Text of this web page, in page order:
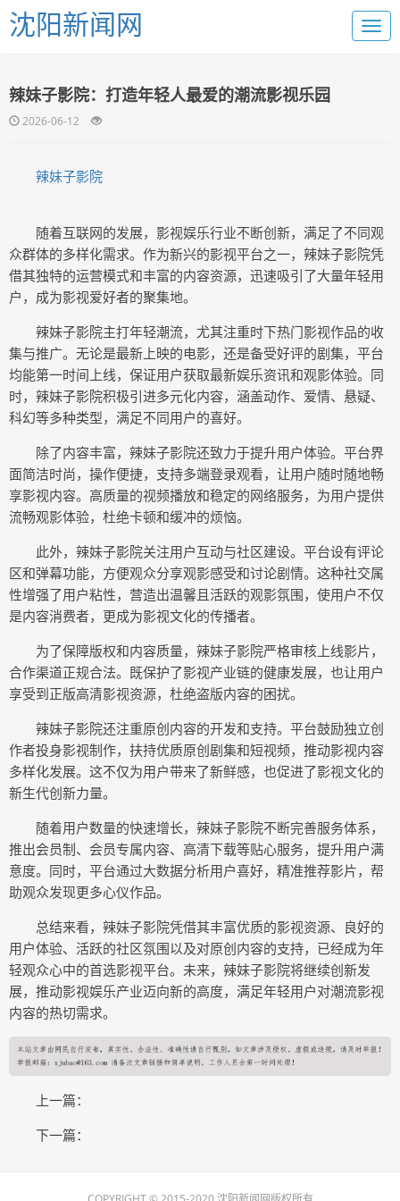
沈阳新闻网
辣妹子影院：打造年轻人最爱的潮流影视乐园
2026-06-12
辣妹子影院
随着互联网的发展，影视娱乐行业不断创新，满足了不同观
众群体的多样化需求。作为新兴的影视平台之一，辣妹子影院凭
借其独特的运营模式和丰富的内容资源，迅速吸引了大量年轻用
户，成为影视爱好者的聚集地。
辣妹子影院主打年轻潮流，尤其注重时下热门影视作品的收
集与推广。无论是最新上映的电影，还是备受好评的剧集，平台
均能第一时间上线，保证用户获取最新娱乐资讯和观影体验。同
时，辣妹子影院积极引进多元化内容，涵盖动作、爱情、悬疑、
科幻等多种类型，满足不同用户的喜好。
除了内容丰富，辣妹子影院还致力于提升用户体验。平台界
面简洁时尚，操作便捷，支持多端登录观看，让用户随时随地畅
享影视内容。高质量的视频播放和稳定的网络服务，为用户提供
流畅观影体验，杜绝卡顿和缓冲的烦恼。
此外，辣妹子影院关注用户互动与社区建设。平台设有评论
区和弹幕功能，方便观众分享观影感受和讨论剧情。这种社交属
性增强了用户粘性，营造出温馨且活跃的观影氛围，使用户不仅
是内容消费者，更成为影视文化的传播者。
为了保障版权和内容质量，辣妹子影院严格审核上线影片，
合作渠道正规合法。既保护了影视产业链的健康发展，也让用户
享受到正版高清影视资源，杜绝盗版内容的困扰。
辣妹子影院还注重原创内容的开发和支持。平台鼓励独立创
作者投身影视制作，扶持优质原创剧集和短视频，推动影视内容
多样化发展。这不仅为用户带来了新鲜感，也促进了影视文化的
新生代创新力量。
随着用户数量的快速增长，辣妹子影院不断完善服务体系，
推出会员制、会员专属内容、高清下载等贴心服务，提升用户满
意度。同时，平台通过大数据分析用户喜好，精准推荐影片，帮
助观众发现更多心仪作品。
总结来看，辣妹子影院凭借其丰富优质的影视资源、良好的
用户体验、活跃的社区氛围以及对原创内容的支持，已经成为年
轻观众心中的首选影视平台。未来，辣妹子影院将继续创新发
展，推动影视娱乐产业迈向新的高度，满足年轻用户对潮流影视
内容的热切需求。
上一篇：
下一篇：